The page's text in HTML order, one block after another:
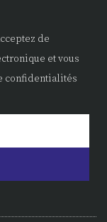
de
et vous
confidentialités